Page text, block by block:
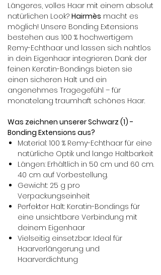
Längeres, volles Haar mit einem absolut
natürlichen Look? Hairmès macht es
möglich! Unsere Bonding Extensions
bestehen aus 100 % hochwertigem
Remy-Echthaar und lassen sich nahtlos
in dein Eigenhaar integrieren. Dank der
feinen Keratin-Bondings bieten sie
einen sicheren Halt und ein
angenehmes Tragegefühl – für
monatelang traumhaft schönes Haar.
Was zeichnen unserer Schwarz (1) -
Bonding Extensions aus?
Material: 100 % Remy-Echthaar für eine
natürliche Optik und lange Haltbarkeit
Längen: Erhältlich in 50 cm und 60 cm.
40 cm auf Vorbestellung.
Gewicht: 25 g pro
Verpackungseinheit
Perfekter Halt: Keratin-Bondings für
eine unsichtbare Verbindung mit
deinem Eigenhaar
Vielseitig einsetzbar: Ideal für
Haarverlängerung und
Haarverdichtung